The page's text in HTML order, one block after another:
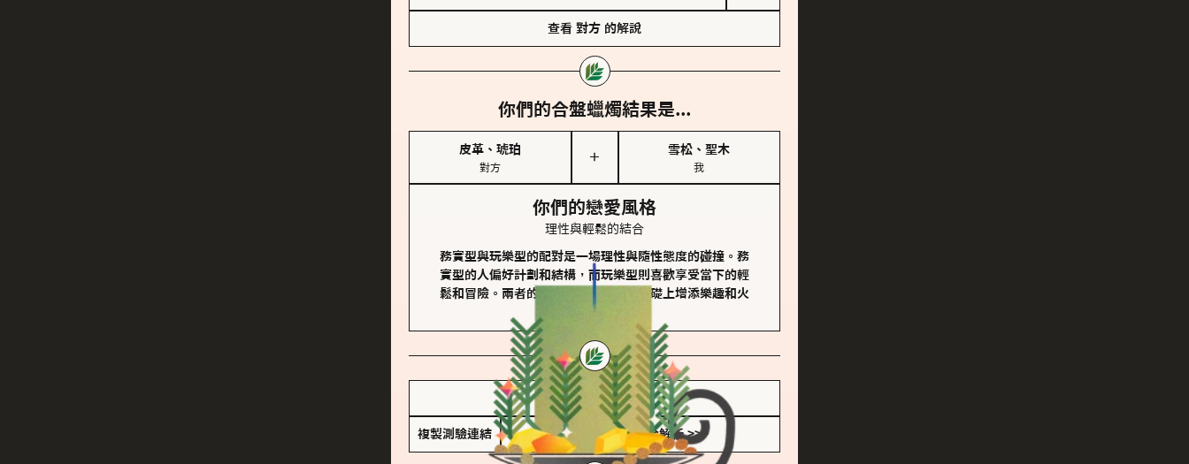
查看 對方 的解說
你們的合盤蠟燭結果是...
皮革、琥珀
對方
＋
雪松、聖木
我
你們的戀愛風格
理性與輕鬆的結合
務實型與玩樂型的配對是一場理性與隨性態度的碰撞。務
實型的人偏好計劃和結構，而玩樂型則喜歡享受當下的輕
鬆和冒險。兩者的關係能夠在穩定的基礎上增添樂趣和火
花。
儲存我的結果圖
複製測驗連結 查看香氛類型全解析 >>>